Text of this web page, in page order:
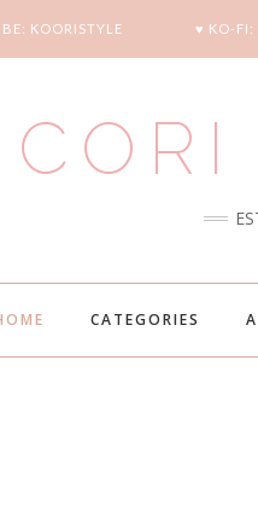
KOORISTYLE ♥ KO-FI:
CORI
CATEGORIES